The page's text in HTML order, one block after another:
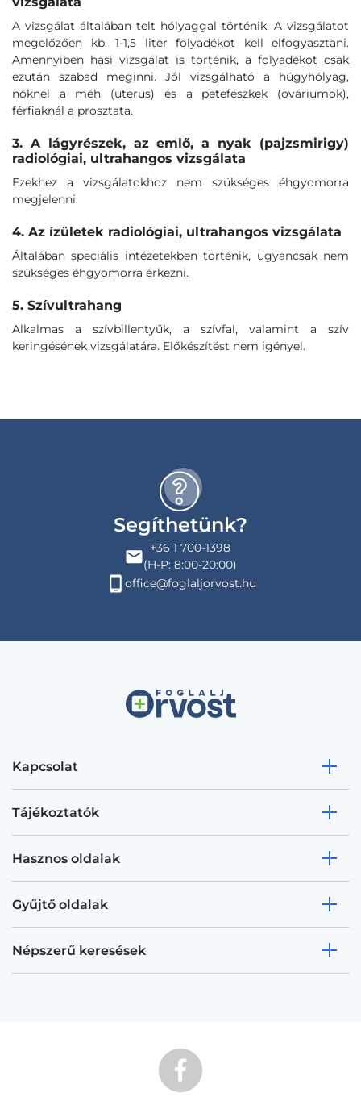
A vizsgálat általában telt hólyaggal történik. A vizsgálatot
megelőzően kb. 1-1,5 liter folyadékot kell elfogyasztani.
Amennyiben hasi vizsgálat is történik, a folyadékot csak
ezután szabad meginni. Jól vizsgálható a húgyhólyag,
nőknél a méh (uterus) és a petefészkek (ováriumok),
férfiaknál a prosztata.
3. A lágyrészek, az emlő, a nyak (pajzsmirigy)
radiológiai, ultrahangos vizsgálata
Ezekhez a vizsgálatokhoz nem szükséges éhgyomorra
megjelenni.
4. Az ízületek radiológiai, ultrahangos vizsgálata
Általában speciális intézetekben történik, ugyancsak nem
szükséges éhgyomorra érkezni.
5. Szívultrahang
Alkalmas a szívbillentyűk, a szívfal, valamint a szív
keringésének vizsgálatára. Előkészítést nem igényel.
Segíthetünk?
+36 1 700-1398
(H-P: 8:00-20:00)
office@foglaljorvost.hu
Kapcsolat
Tájékoztatók
Hasznos oldalak
Gyűjtő oldalak
Népszerű keresések